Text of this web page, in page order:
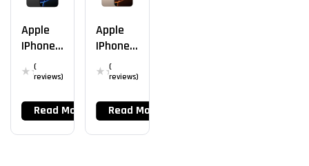
Apple
IPhone
16 Pro
(
reviews)
Read More
Apple
IPhone
16 Pro
Max
(
reviews)
Read More